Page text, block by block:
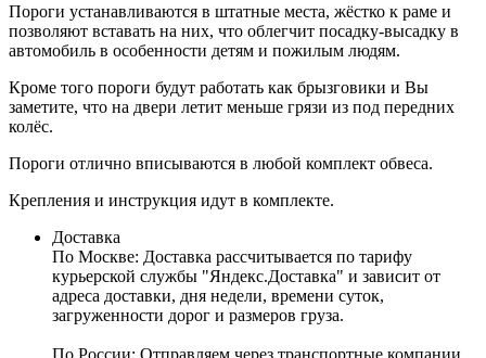
Пороги устанавливаются в штатные места, жёстко к раме и
позволяют вставать на них, что облегчит посадку-высадку в
автомобиль в особенности детям и пожилым людям.
Кроме того пороги будут работать как брызговики и Вы
заметите, что на двери летит меньше грязи из под передних
колёс.
Пороги отлично вписываются в любой комплект обвеса.
Крепления и инструкция идут в комплекте.
Доставка
По Москве: Доставка рассчитывается по тарифу
курьерской службы "Яндекс.Доставка" и зависит от
адреса доставки, дня недели, времени суток,
загруженности дорог и размеров груза.
По России: Отправляем через транспортные компании